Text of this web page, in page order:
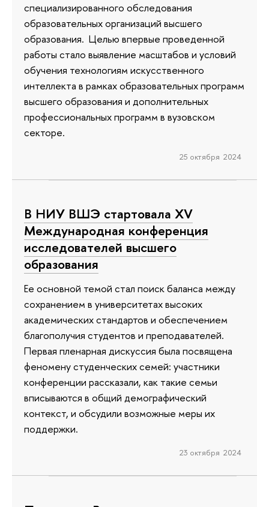
специализированного обследования
образовательных организаций высшего
образования. Целью впервые проведенной
работы стало выявление масштабов и условий
обучения технологиям искусственного
интеллекта в рамках образовательных программ
высшего образования и дополнительных
профессиональных программ в вузовском
секторе.
25 октября 2024
В НИУ ВШЭ стартовала XV
Международная конференция
исследователей высшего
образования
Ее основной темой стал поиск баланса между
сохранением в университетах высоких
академических стандартов и обеспечением
благополучия студентов и преподавателей.
Первая пленарная дискуссия была посвящена
феномену студенческих семей: участники
конференции рассказали, как такие семьи
вписываются в общий демографический
контекст, и обсудили возможные меры их
поддержки.
23 октября 2024